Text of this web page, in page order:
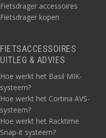
Fietsdrager accessoires
Fietsdrager kopen
FIETSACCESSOIRES
UITLEG & ADVIES
Hoe werkt het Basil MIK-
systeem?
Hoe werkt het Cortina AVS-
systeem?
Hoe werkt het Racktime
Snap-it systeem?